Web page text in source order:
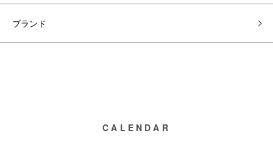
ブランド
CALENDAR